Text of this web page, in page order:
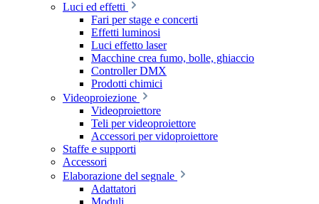
Luci ed effetti
Fari per stage e concerti
Effetti luminosi
Luci effetto laser
Macchine crea fumo, bolle, ghiaccio
Controller DMX
Prodotti chimici
Videoproiezione
Videoproiettore
Teli per videoproiettore
Accessori per vidoproiettore
Staffe e supporti
Accessori
Elaborazione del segnale
Adattatori
Moduli